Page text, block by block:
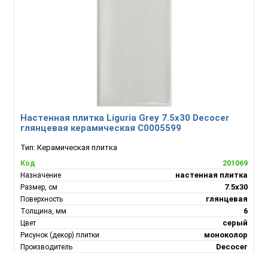
Настенная плитка Liguria Grey 7.5x30 Decocer
глянцевая керамическая С0005599
Тип: Керамическая плитка
Код 201069
Назначение настенная плитка
Размер, см 7.5х30
Поверхность глянцевая
Толщина, мм 6
Цвет серый
Рисунок (декор) плитки моноколор
Производитель Decocer